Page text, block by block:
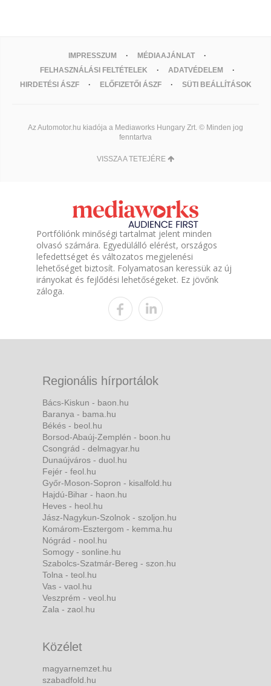
IMPRESSZUM
MÉDIAAJÁNLAT
FELHASZNÁLÁSI FELTÉTELEK
ADATVÉDELEM
HIRDETÉSI ÁSZF
ELŐFIZETŐI ÁSZF SÜTI BEÁLLÍTÁSOK
Az Automotor.hu kiadója a Mediaworks Hungary Zrt. © Minden jog
fenntartva
VISSZA A TETEJÉRE
Portfóliónk minőségi tartalmat jelent minden
olvasó számára. Egyedülálló elérést, országos
lefedettséget és változatos megjelenési
lehetőséget biztosít. Folyamatosan keressük az új
irányokat és fejlődési lehetőségeket. Ez jövőnk
záloga.
Regionális hírportálok
Bács-Kiskun - baon.hu
Baranya - bama.hu
Békés - beol.hu
Borsod-Abaúj-Zemplén - boon.hu
Csongrád - delmagyar.hu
Dunaújváros - duol.hu
Fejér - feol.hu
Győr-Moson-Sopron - kisalfold.hu
Hajdú-Bihar - haon.hu
Heves - heol.hu
Jász-Nagykun-Szolnok - szoljon.hu
Komárom-Esztergom - kemma.hu
Nógrád - nool.hu
Somogy - sonline.hu
Szabolcs-Szatmár-Bereg - szon.hu
Tolna - teol.hu
Vas - vaol.hu
Veszprém - veol.hu
Zala - zaol.hu
Közélet
magyarnemzet.hu
szabadfold.hu